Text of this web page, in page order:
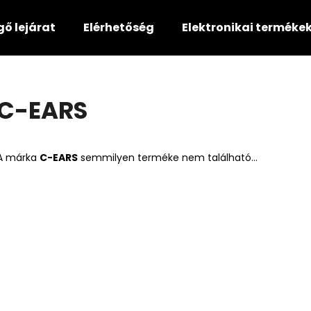
lejárat Elérhetőség Elektronikai
EARS
márka C-EARS semmilyen terméke nem található...